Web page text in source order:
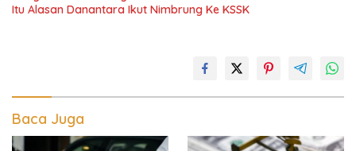
Itu Alasan Danantara Ikut Nimbrung Ke KSSK
Baca Juga